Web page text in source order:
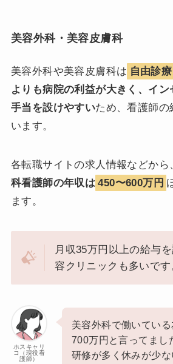
美容外科・美容皮膚科
美容外科や美容皮膚科は 自由診療
よりも病院の利益が大きく、イン
手当を設けやすいため、看護師の
います。
各転職サイトの求人情報などから
科看護師の年収は 450〜600万円
ます。
月収35万円以上の給与
容クリニックも多いです
ホスキャリ
コ（現役看
護師）
美容外科で働いてい
700万円と言ってまし
研修が多く休みが少